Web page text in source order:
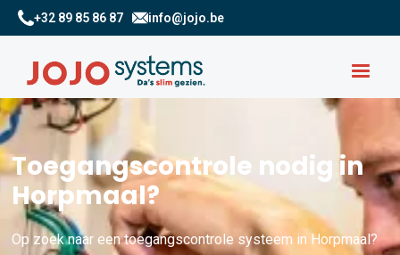
+32 89 85 86 87 info@jojo.be
Toegangscontrole nodig in
Horpmaal?
Op zoek naar een toegangscontrole systeem in Horpmaal?